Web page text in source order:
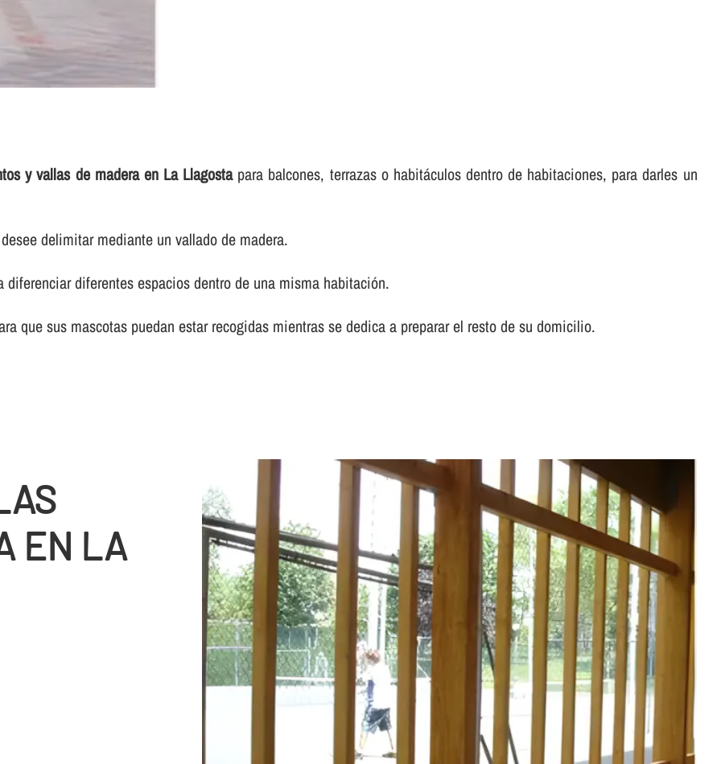
y vallas de madera en La Llagostapara balcones, terrazas o habitáculos dentro de habitaciones, para darles un
delimitar mediante un vallado de madera.
diferentes espacios dentro de una misma habitación.
que sus mascotas puedan estar recogidas mientras se dedica a preparar el resto de su domicilio.
EN LA